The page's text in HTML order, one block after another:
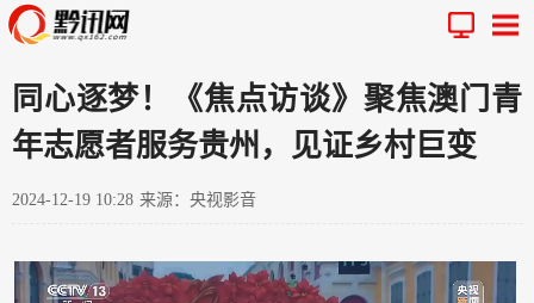
同心逐梦！《焦点访谈》聚焦澳门青
年志愿者服务贵州，见证乡村巨变
2024-12-19 10:28 来源：央视影音